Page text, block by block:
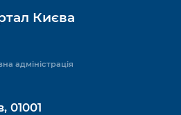
Києва
адміністрація
01001